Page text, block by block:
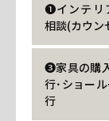
❶インテリ
相談(カウン
❸家具の購
行･ショー
行